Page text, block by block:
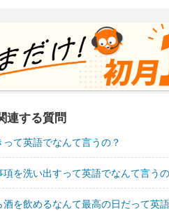
連する質問
って英語でなんて言うの？
項を洗い出すって英語でなんて言う
酒を飲めるなんて最高の日だって英